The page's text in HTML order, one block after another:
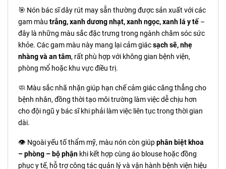
🎯 Nón bác sĩ dây rút may sẵn thường được sản xuất với các
gam màu trắng, xanh dương nhạt, xanh ngọc, xanh lá y tế –
đây là những màu sắc đặc trưng trong ngành chăm sóc sức
khỏe. Các gam màu này mang lại cảm giácsạch sẽ, nhẹ
nhàng và an tâm, rất phù hợp với không gian bệnh viện,
phòng mổ hoặc khu vực điều trị.
🧼 Màu sắc nhã nhặn giúp hạn chế cảm giác căng thẳng cho
bệnh nhân, đồng thời tạo môi trường làm việc dễ chịu hơn
cho đội ngũ y bác sĩ khi phải làm việc liên tục trong thời gian
dài.
👁️ Ngoài yếu tố thẩm mỹ, màu nón còn giúpphân biệt khoa
– phòng – bộ phận khi kết hợp cùng áo blouse hoặc đồng
phục y tế, hỗ trợ công tác quản lý và vận hành bệnh viện hiệu